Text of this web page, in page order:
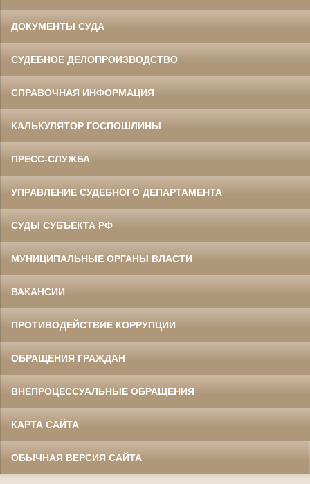
ДОКУМЕНТЫ СУДА
СУДЕБНОЕ ДЕЛОПРОИЗВОДСТВО
СПРАВОЧНАЯ ИНФОРМАЦИЯ
КАЛЬКУЛЯТОР ГОСПОШЛИНЫ
ПРЕСС-СЛУЖБА
УПРАВЛЕНИЕ СУДЕБНОГО ДЕПАРТАМЕНТА
СУДЫ СУБЪЕКТА РФ
МУНИЦИПАЛЬНЫЕ ОРГАНЫ ВЛАСТИ
ВАКАНСИИ
ПРОТИВОДЕЙСТВИЕ КОРРУПЦИИ
ОБРАЩЕНИЯ ГРАЖДАН
ВНЕПРОЦЕССУАЛЬНЫЕ ОБРАЩЕНИЯ
КАРТА САЙТА
ОБЫЧНАЯ ВЕРСИЯ САЙТА